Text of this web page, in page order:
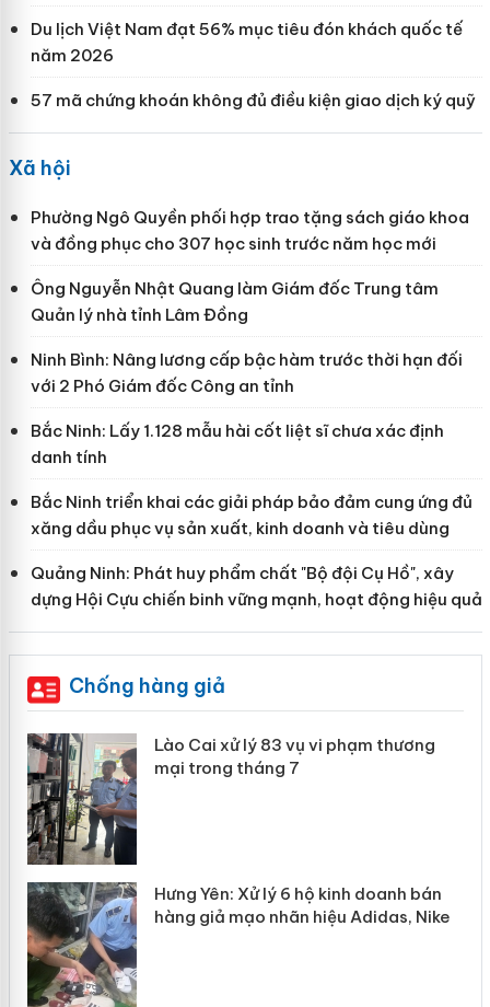
Du lịch Việt Nam đạt 56% mục tiêu đón khách quốc tế
năm 2026
57 mã chứng khoán không đủ điều kiện giao dịch ký quỹ
Xã hội
Phường Ngô Quyền phối hợp trao tặng sách giáo khoa
và đồng phục cho 307 học sinh trước năm học mới
Ông Nguyễn Nhật Quang làm Giám đốc Trung tâm
Quản lý nhà tỉnh Lâm Đồng
Ninh Bình: Nâng lương cấp bậc hàm trước thời hạn đối
với 2 Phó Giám đốc Công an tỉnh
Bắc Ninh: Lấy 1.128 mẫu hài cốt liệt sĩ chưa xác định
danh tính
Bắc Ninh triển khai các giải pháp bảo đảm cung ứng đủ
xăng dầu phục vụ sản xuất, kinh doanh và tiêu dùng
Quảng Ninh: Phát huy phẩm chất "Bộ đội Cụ Hồ", xây
dựng Hội Cựu chiến binh vững mạnh, hoạt động hiệu quả
Chống hàng giả
Lào Cai xử lý 83 vụ vi phạm thương
mại trong tháng 7
Hưng Yên: Xử lý 6 hộ kinh doanh bán
hàng giả mạo nhãn hiệu Adidas, Nike